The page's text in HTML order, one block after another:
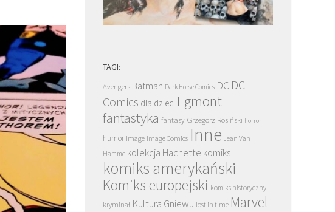
TAGI:
Avengers Batman Dark Horse Comics DC DC
Comics dla dzieci Egmont
fantastyka fantasy Grzegorz Rosiński horror
humor Image Image Comics Inne Jean Van
Hamme kolekcja Hachette komiks
komiks amerykański
Komiks europejski komiks historyczny
kryminał Kultura Gniewu lost in time Marvel